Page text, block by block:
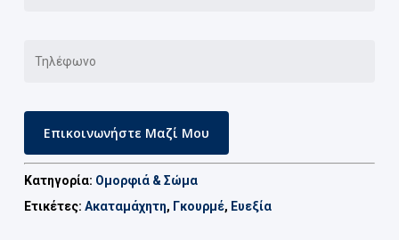
Κατηγορία: Ομορφιά & Σώμα
Ετικέτες: Ακαταμάχητη, Γκουρμέ, Ευεξία